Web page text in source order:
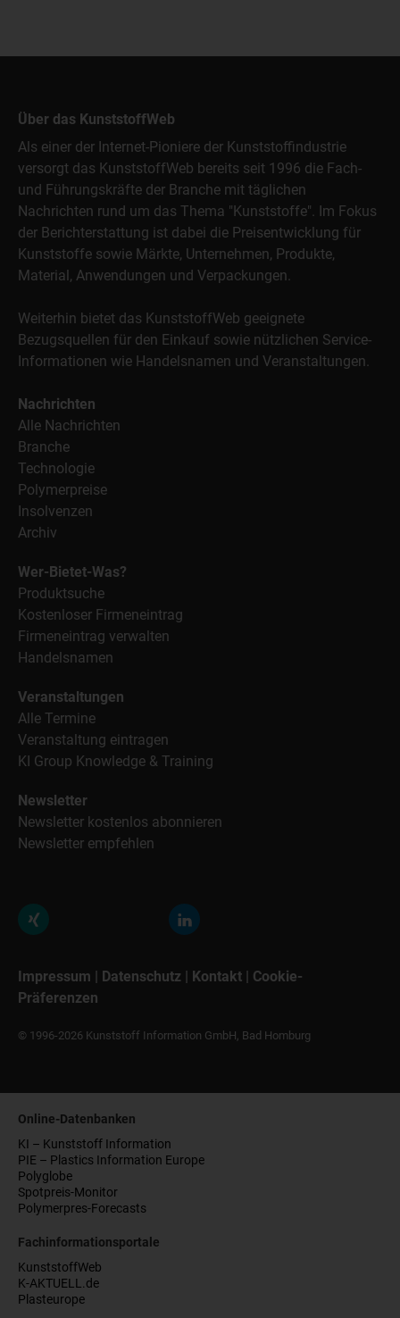
Über das KunststoffWeb
Als einer der Internet-Pioniere der Kunststoffindustrie
versorgt das KunststoffWeb bereits seit 1996 die Fach-
und Führungskräfte der Branche mit täglichen
Nachrichten rund um das Thema "Kunststoffe". Im Fokus
der Berichterstattung ist dabei die Preisentwicklung für
Kunststoffe sowie Märkte, Unternehmen, Produkte,
Material, Anwendungen und Verpackungen.
Weiterhin bietet das KunststoffWeb geeignete
Bezugsquellen für den Einkauf sowie nützlichen Service-
Informationen wie Handelsnamen und Veranstaltungen.
Nachrichten
Alle Nachrichten
Branche
Technologie
Polymerpreise
Insolvenzen
Archiv
Wer-Bietet-Was?
Produktsuche
Kostenloser Firmeneintrag
Firmeneintrag verwalten
Handelsnamen
Veranstaltungen
Alle Termine
Veranstaltung eintragen
KI Group Knowledge & Training
Newsletter
Newsletter kostenlos abonnieren
Newsletter empfehlen
Impressum | Datenschutz | Kontakt | Cookie-
Präferenzen
© 1996-2026 Kunststoff Information GmbH, Bad Homburg
Online-Datenbanken
KI – Kunststoff Information
PIE – Plastics Information Europe
Polyglobe
Spotpreis-Monitor
Polymerpres-Forecasts
Fachinformationsportale
KunststoffWeb
K-AKTUELL.de
Plasteurope